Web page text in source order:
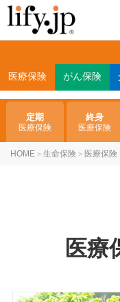
医療保険 がん保険
定期
医療保険
終身
医療保険
HOME > 生命保険 > 医療保険
医療